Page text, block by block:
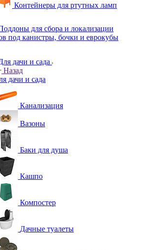
Контейнеры для ртутных ламп
для сбора и локализации
под канистры, бочки и еврокубы
дачи и сада
Назад
дачи и сада
Канализация
Вазоны
Баки для душа
Кашпо
Компостер
Дачные туалеты